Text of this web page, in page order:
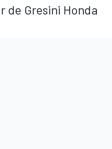
de Gresini Honda